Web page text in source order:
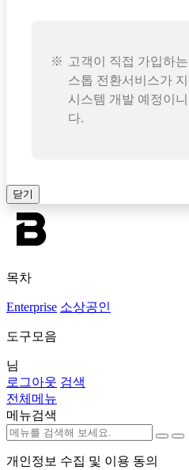
고객이 직접 가입하
스톱 전환서비스가
시스템 개발 예정이
다.
닫기
목차
Enterprise 소상공인
도구모음
님
로그아웃 검색
전체메뉴
메뉴검색
개인정보 수집 및 이용 동의